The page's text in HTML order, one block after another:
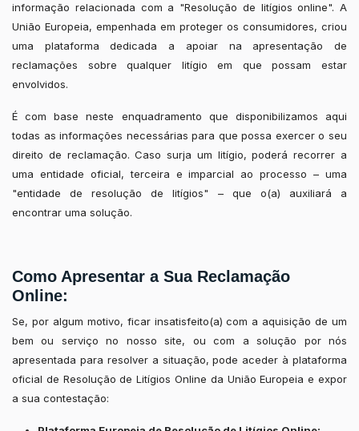
informação relacionada com a "Resolução de litígios online". A
União Europeia, empenhada em proteger os consumidores, criou
uma plataforma dedicada a apoiar na apresentação de
reclamações sobre qualquer litígio em que possam estar
envolvidos.
É com base neste enquadramento que disponibilizamos aqui
todas as informações necessárias para que possa exercer o seu
direito de reclamação. Caso surja um litígio, poderá recorrer a
uma entidade oficial, terceira e imparcial ao processo – uma
"entidade de resolução de litígios" – que o(a) auxiliará a
encontrar uma solução.
Como Apresentar a Sua Reclamação
Online:
Se, por algum motivo, ficar insatisfeito(a) com a aquisição de um
bem ou serviço no nosso site, ou com a solução por nós
apresentada para resolver a situação, pode aceder à plataforma
oficial de Resolução de Litígios Online da União Europeia e expor
a sua contestação: